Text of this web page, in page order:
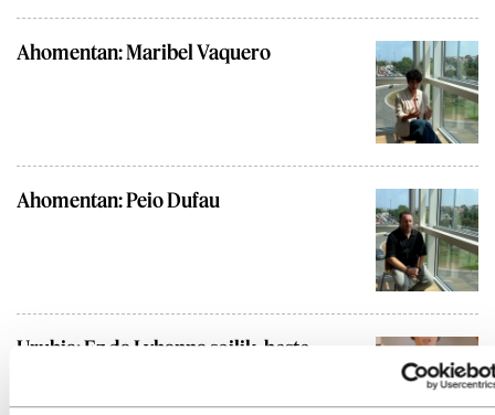
Ahomentan: Maribel Vaquero
Ahomentan: Peio Dufau
Urubia: Ez da Lyhanna soilik, beste